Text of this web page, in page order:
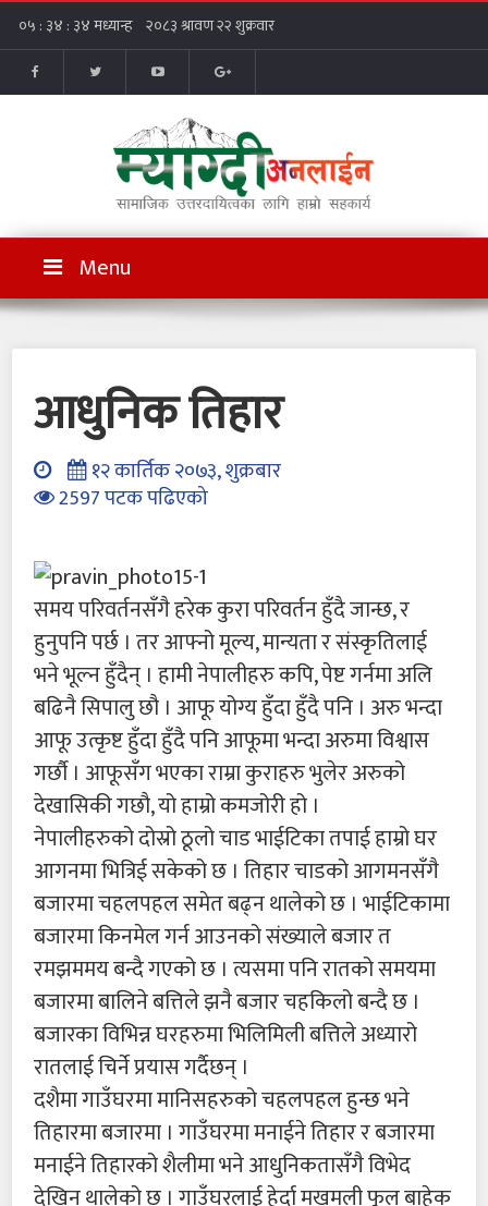
Menu
आधुनिक तिहार
१२ कार्तिक २०७३, शुक्रबार
2597 पटक पढिएको
समय परिवर्तनसँगै हरेक कुरा परिवर्तन हुँदै जान्छ, र
हुनुपनि पर्छ । तर आफ्नो मूल्य, मान्यता र संस्कृतिलाई
भने भूल्न हुँदैन् । हामी नेपालीहरु कपि, पेष्ट गर्नमा अलि
बढिनै सिपालु छौ । आफू योग्य हुँदा हुँदै पनि । अरु भन्दा
आफू उत्कृष्ट हुँदा हुँदै पनि आफूमा भन्दा अरुमा विश्वास
गर्छौ । आफूसँग भएका राम्रा कुराहरु भुलेर अरुको
देखासिकी गछौ, यो हाम्रो कमजोरी हो ।
नेपालीहरुको दोस्रो ठूलो चाड भाईटिका तपाई हाम्रो घर
आगनमा भित्रिई सकेको छ । तिहार चाडको आगमनसँगै
बजारमा चहलपहल समेत बढ्न थालेको छ । भाईटिकामा
बजारमा किनमेल गर्न आउनको संख्याले बजार त
रमझममय बन्दै गएको छ । त्यसमा पनि रातको समयमा
बजारमा बालिने बत्तिले झनै बजार चहकिलो बन्दै छ ।
बजारका विभिन्न घरहरुमा भिलिमिली बत्तिले अध्यारो
रातलाई चिर्ने प्रयास गर्दैछन् ।
दशैमा गाउँघरमा मानिसहरुको चहलपहल हुन्छ भने
तिहारमा बजारमा । गाउँघरमा मनाईने तिहार र बजारमा
मनाईने तिहारको शैलीमा भने आधुनिकतासँगै विभेद
देखिन थालेको छ । गाउँघरलाई हेर्दा मखमली फूल बाहेक